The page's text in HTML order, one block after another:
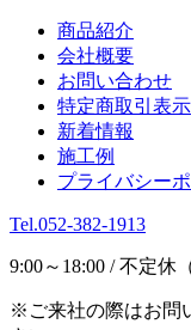
商品紹介
会社概要
お問い合わせ
特定商取引表示
新着情報
施工例
プライバシー
Tel.052-382-1913
9:00～18:00 / 不定休
※ご来社の際はお問